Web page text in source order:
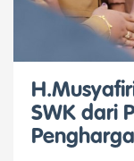
SWK dari